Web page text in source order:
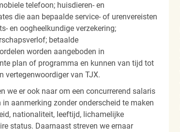
telefoon; huisdieren- en
die aan bepaalde service- of urenvereisten
en oogheelkundige verzekering;
betaalde
worden aangeboden in
plan of programma en kunnen van tijd tot
vertegenwoordiger van TJX.
we er ook naar om een concurrerend salaris
aanmerking zonder onderscheid te maken
nationaliteit, leeftijd, lichamelijke
status. Daarnaast streven we ernaar